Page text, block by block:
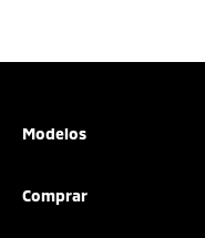
Modelos
Outlander Sport
Comprar